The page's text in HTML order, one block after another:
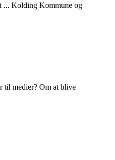
... Kolding Kommune og
til medier? Om at blive